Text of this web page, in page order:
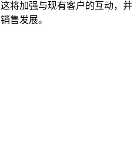
将加强与现有客户的互动，并
售发展。